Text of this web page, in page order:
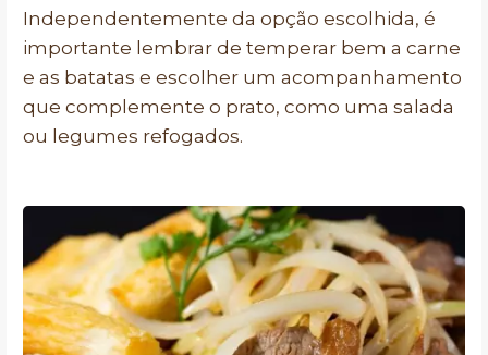
Independentemente da opção escolhida, é
importante lembrar de temperar bem a carne
e as batatas e escolher um acompanhamento
que complemente o prato, como uma salada
ou legumes refogados.